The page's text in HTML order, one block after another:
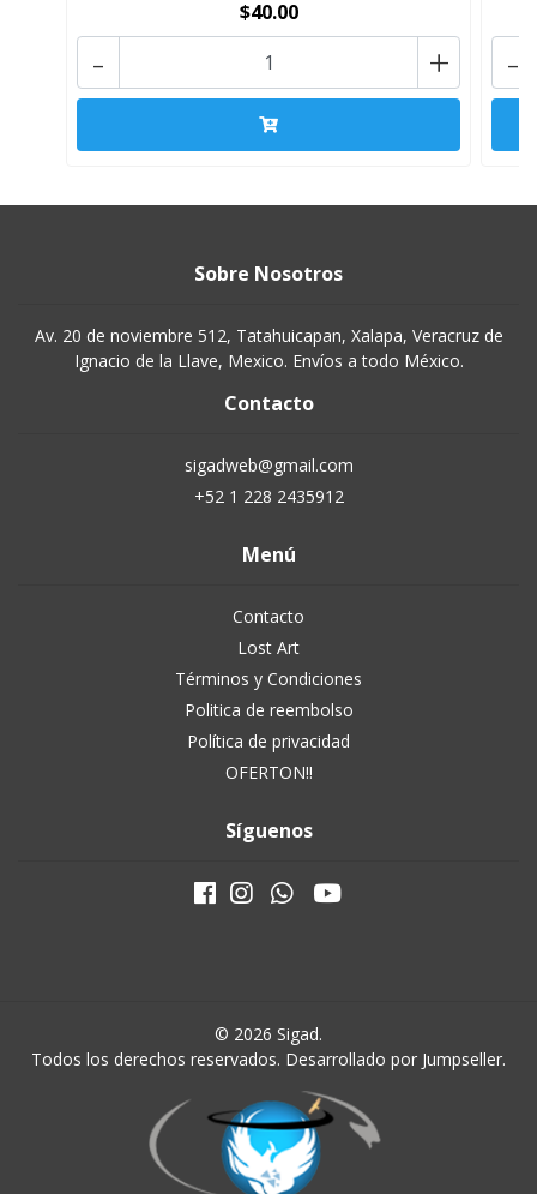
$40.00
+
- -
Sobre Nosotros
Av. 20 de noviembre 512, Tatahuicapan, Xalapa, Veracruz de
Ignacio de la Llave, Mexico. Envíos a todo México.
Contacto
sigadweb@gmail.com
+52 1 228 2435912
Menú
Contacto
Lost Art
Términos y Condiciones
Politica de reembolso
Política de privacidad
OFERTON!!
Síguenos
© 2026 Sigad.
Todos los derechos reservados. Desarrollado por Jumpseller.